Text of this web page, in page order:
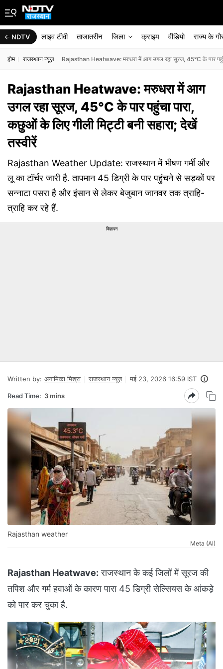
NDTV लाइव टीवी ताजातरीन जिला क्राइम वीडियो राज्‍य के
होम राजस्थान न्यूज़ Rajasthan Heatwave: मरुधरा में आग उगल रहा सूरज, 45°C के पार
Rajasthan Heatwave: मरुधरा में आग
उगल रहा सूरज, 45°C के पार पहुंचा पारा,
कछुओं के लिए गीली मिट्टी बनी सहारा; देखें
तस्वीरें
Rajasthan Weather Update: राजस्थान में भीषण गर्मी और
लू का टॉर्चर जारी है. तापमान 45 डिग्री के पार पहुंचने से सड़कों पर
सन्नाटा पसरा है और इंसान से लेकर बेजुबान जानवर तक त्राहि-
त्राहि कर रहे हैं.
विज्ञापन
Written by: अनामिका मिश्रा राजस्थान न्यूज़ मई 23, 2026 16:59 IST
Read Time: 3 mins
Rajasthan weather
Meta (AI)
Rajasthan Heatwave: राजस्थान के कई जिलों में सूरज की
तपिश और गर्म हवाओं के कारण पारा 45 डिग्री सेल्सियस के आंकड़े
को पार कर चुका है.